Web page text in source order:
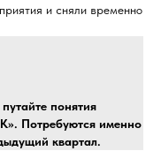
и сняли временно
понятия
Потребуются именно
квартал.